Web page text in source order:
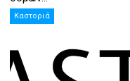
Καστοριά